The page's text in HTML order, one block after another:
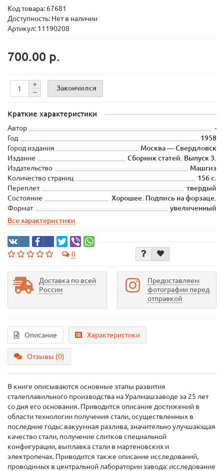
Код товара: 67681
Доступность: Нет в наличии
Артикул: 11190208
700.00 р.
Закончился
Краткие характеристики
Автор
-
Год
1958
Город издания
Москва — Свердловск
Издание
Сборник статей. Выпуск 3.
Издательство
Машгиз
Количество страниц
156 с.
Переплет
твердый
Состояние
Хорошее. Подпись на форзаце.
Формат
увеличенный
Все характеристики
0
Доставка по всей
России
Предоставляем
фотографии перед
отправкой
Описание Характеристики
Отзывы (0)
В книге описываются основные этапы развития
сталеплавильного производства на Уралмашзаводе за 25 лет
со дня его основания. Приводится описание достижений в
области технологии получения стали, осуществленных в
последние годы: вакуумная разлива, значительно улучшающая
качество стали, получение слитков специальной
конфигурации, выплавка стали в мартеновских и
электропечах. Приводится также описание исследований,
проводимых в центральной лаборатории завода: исследование